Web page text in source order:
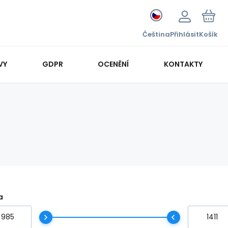
ČeštinaPřihlásitKošík
GDPR OCENĚNÍ KONTAKTY